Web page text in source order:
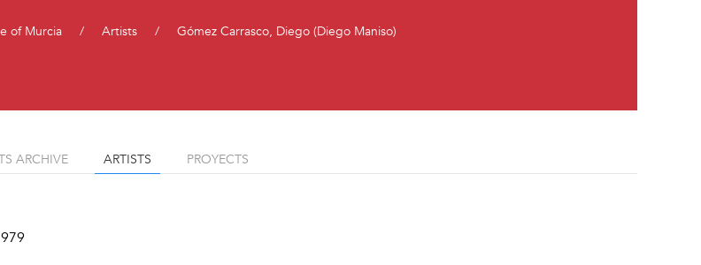
of Murcia Artists Gómez Carrasco, Diego (Diego Maniso)
ARCHIVE ARTISTS PROYECTS